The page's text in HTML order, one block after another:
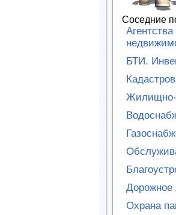
Соседние
БТИ.
Дорожное
Охрана